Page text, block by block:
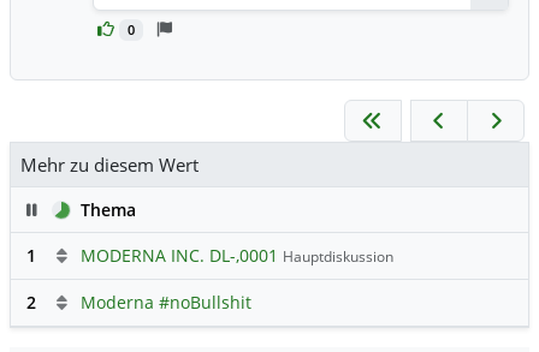
0
Mehr zu diesem Wert
PauseThema
1
MODERNA INC. DL-,0001 Hauptdiskussion
2 Moderna #noBullshit